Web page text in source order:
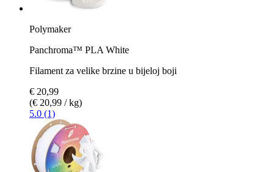
Polymaker
Panchroma™ PLA White
Filament za velike brzine u bijeloj boji
€ 20,99
(€ 20,99 / kg)
5.0 (1)